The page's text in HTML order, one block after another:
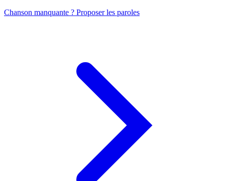
Chanson manquante ? Proposer les paroles